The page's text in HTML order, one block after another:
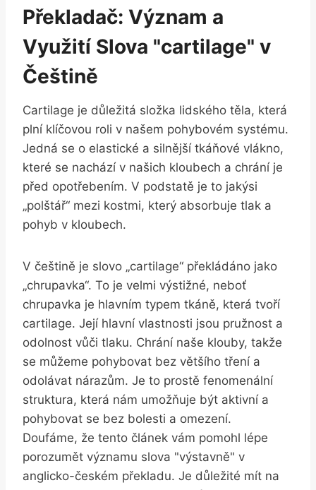
Překladač: Význam a
Využití Slova "cartilage" v
Češtině
Cartilage je důležitá složka lidského těla, která
plní klíčovou roli v našem pohybovém systému.
Jedná se o elastické a silnější tkáňové vlákno,
které se nachází v našich kloubech a chrání je
před opotřebením. V podstatě je to jakýsi
„polštář“ mezi kostmi, který absorbuje tlak a
pohyb v kloubech.
V češtině je slovo „cartilage“ překládáno jako
„chrupavka“. To je velmi výstižné, neboť
chrupavka je hlavním typem tkáně, která tvoří
cartilage. Její hlavní vlastnosti jsou pružnost a
odolnost vůči tlaku. Chrání naše klouby, takže
se můžeme pohybovat bez většího tření a
odolávat nárazům. Je to prostě fenomenální
struktura, která nám umožňuje být aktivní a
pohybovat se bez bolesti a omezení.
Doufáme, že tento článek vám pomohl lépe
porozumět významu slova "výstavně" v
anglicko-českém překladu. Je důležité mít na